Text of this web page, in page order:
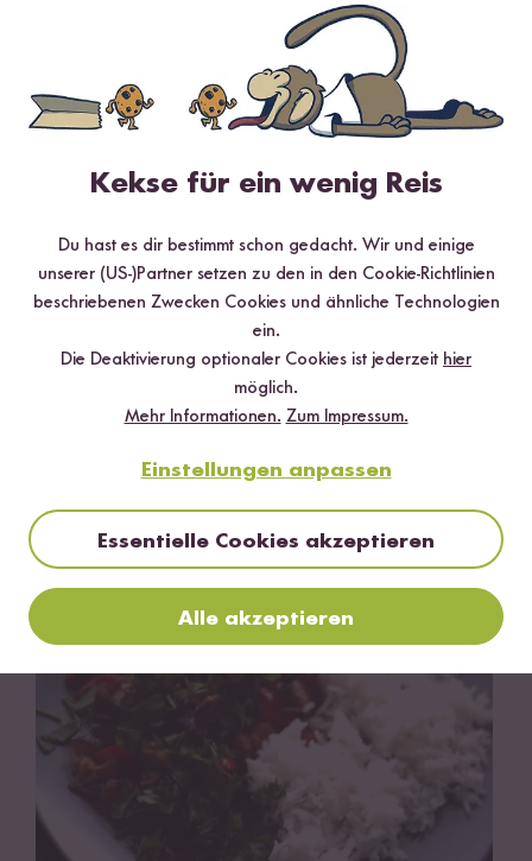
Vegetarisch Vegan
Couscous mit Aprikosen & Granatapfelkernen
Gemüse in Erdnuss-Sauce
Kekse für ein wenig Reis
Du hast es dir bestimmt schon gedacht. Wir und einige
unserer (US-)Partner setzen zu den in den Cookie-Richtlinien
beschriebenen Zwecken Cookies und ähnliche Technologien
ein.
Die Deaktivierung optionaler Cookies ist jederzeit hier
möglich.
Mehr Informationen. Zum Impressum.
Einstellungen anpassen
Essentielle Cookies akzeptieren
Alle akzeptieren